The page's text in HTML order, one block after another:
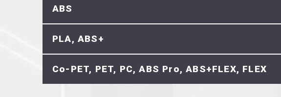
ABS
PLA, ABS+
Co-PET, PET, PC, ABS Pro, ABS+FLEX, FLEX